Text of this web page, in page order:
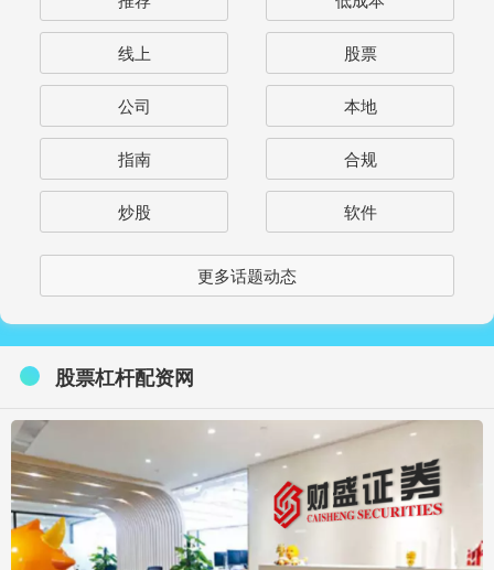
线上 股票
公司 本地
指南 合规
炒股 软件
更多话题动态
股票杠杆配资网